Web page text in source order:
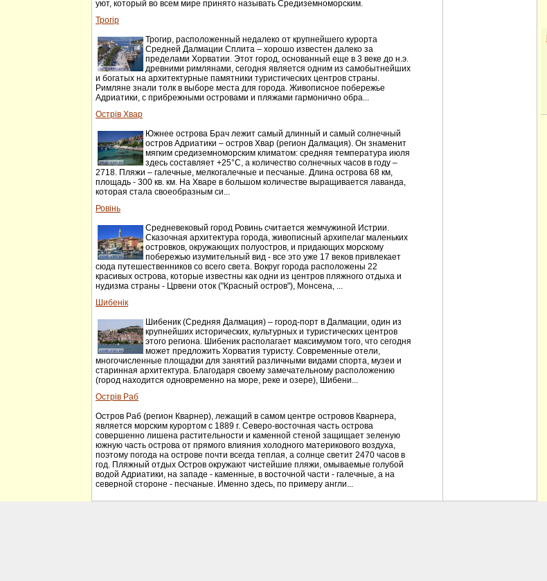
уют, который во всем мире принято называть Средиземноморским.
Трогір
Трогир, расположенный недалеко от крупнейшего курорта
Средней Далмации Сплита – хорошо известен далеко за
пределами Хорватии. Этот город, основанный еще в 3 веке до н.э.
древними римлянами, сегодня является одним из самобытнейших
и богатых на архитектурные памятники туристических центров страны.
Римляне знали толк в выборе места для города. Живописное побережье
Адриатики, с прибрежными островами и пляжами гармонично обра...
Острів Хвар
Южнее острова Брач лежит самый длинный и самый солнечный
остров Адриатики – остров Хвар (регион Далмация). Он знаменит
мягким средиземноморским климатом: средняя температура июля
здесь составляет +25°С, а количество солнечных часов в году –
2718. Пляжи – галечные, мелкогалечные и песчаные. Длина острова 68 км,
площадь - 300 кв. км. На Хваре в большом количестве выращивается лаванда,
которая стала своеобразным си...
Ровінь
Средневековый город Ровинь считается жемчужиной Истрии.
Сказочная архитектура города, живописный архипелаг маленьких
островков, окружающих полуостров, и придающих морскому
побережью изумительный вид - все это уже 17 веков привлекает
сюда путешественников со всего света. Вокруг города расположены 22
красивых острова, которые известны как одни из центров пляжного отдыха и
нудизма страны - Црвени оток ("Красный остров"), Монсена, ...
Шибенік
Шибеник (Средняя Далмация) – город-порт в Далмации, один из
крупнейших исторических, культурных и туристических центров
этого региона. Шибеник располагает максимумом того, что сегодня
может предложить Хорватия туристу. Современные отели,
многочисленные площадки для занятий различными видами спорта, музеи и
старинная архитектура. Благодаря своему замечательному расположению
(город находится одновременно на море, реке и озере), Шибени...
Острів Раб
Остров Раб (регион Кварнер), лежащий в самом центре островов Кварнера,
является морским курортом с 1889 г. Северо-восточная часть острова
совершенно лишена растительности и каменной стеной защищает зеленую
южную часть острова от прямого влияния холодного материкового воздуха,
поэтому погода на острове почти всегда теплая, а солнце светит 2470 часов в
год. Пляжный отдых Остров окружают чистейшие пляжи, омываемые голубой
водой Адриатики, на западе - каменные, в восточной части - галечные, а на
северной стороне - песчаные. Именно здесь, по примеру англи...